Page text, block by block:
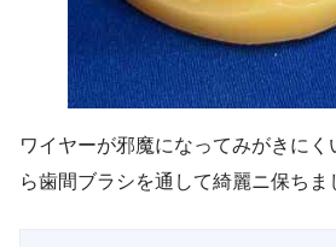
ワイヤーが邪魔になってみがきに
ら歯間ブラシを通して綺麗ニ保ちま